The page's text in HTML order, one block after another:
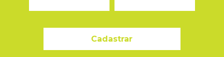
Cadastrar